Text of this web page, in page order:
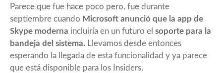
Parece que fue hace poco pero, fue durante
septiembre cuando Microsoft anunció que la app de
Skype moderna incluiría en un futuro el soporte para la
bandeja del sistema. Llevamos desde entonces
esperando la llegada de esta funcionalidad y ya parece
que está disponible para los Insiders.